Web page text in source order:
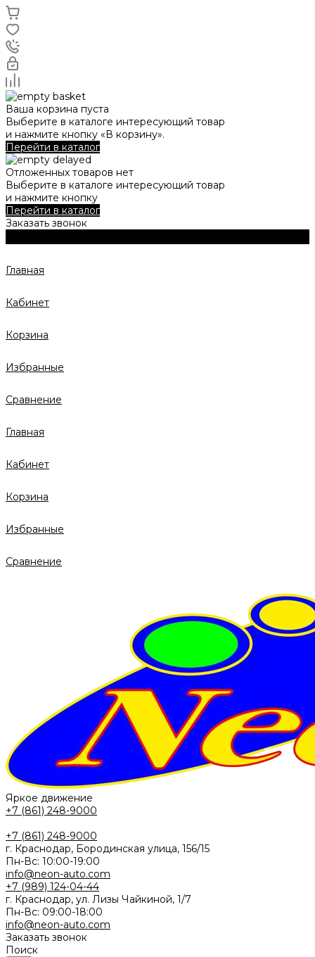
Ваша корзина пуста
Выберите в каталоге интересующий товар
и нажмите кнопку «В корзину».
Перейти в каталог
Отложенных товаров нет
Выберите в каталоге интересующий товар
и нажмите кнопку
Перейти в каталог
Заказать звонок
Главная
Кабинет
Корзина
Избранные
Сравнение
Главная
Кабинет
Корзина
Избранные
Сравнение
Яркое движение
+7 (861) 248-9000
+7 (861) 248-9000
г. Краснодар, Бородинская улица, 156/15
Пн-Вс: 10:00-19:00
info@neon-auto.com
+7 (989) 124-04-44
г. Краснодар, ул. Лизы Чайкиной, 1/7
Пн-Вс: 09:00-18:00
info@neon-auto.com
Заказать звонок
Поиск